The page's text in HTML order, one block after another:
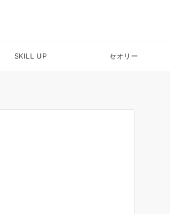
SKILL UP セオリー